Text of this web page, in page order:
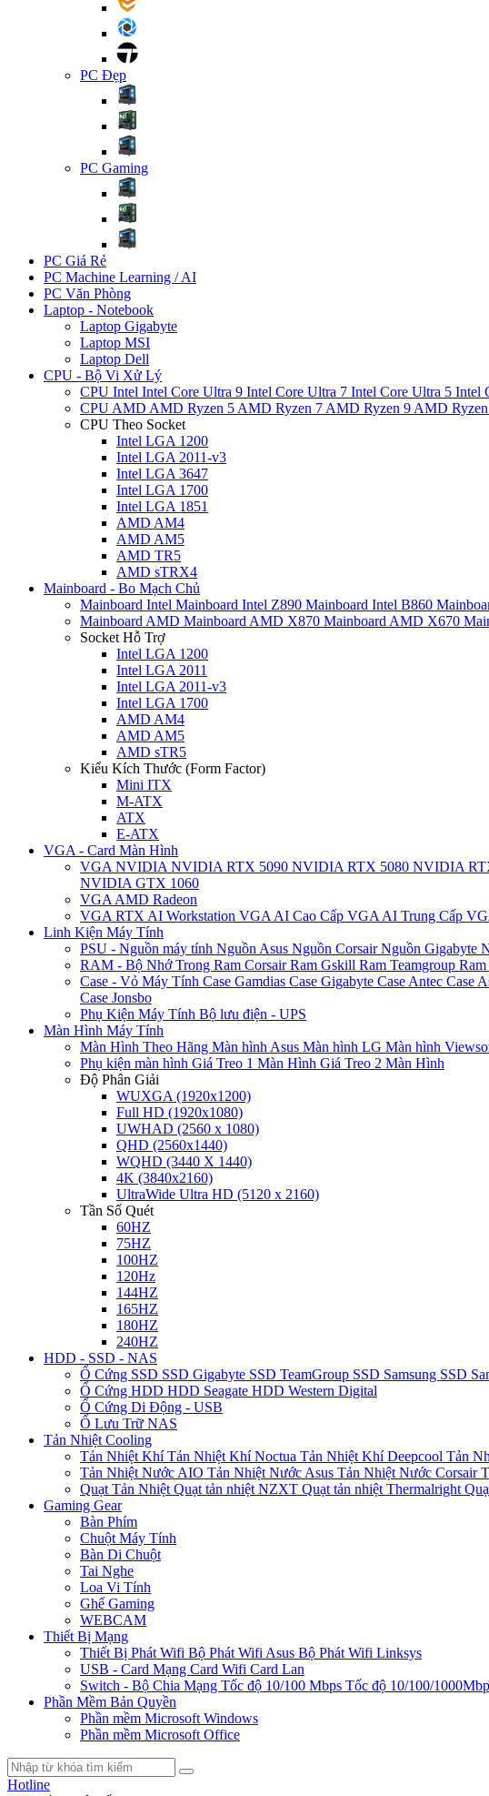
PC Đẹp
PC Gaming
PC Giá Rẻ
PC Machine Learning / AI
PC Văn Phòng
Laptop - Notebook
Laptop Gigabyte
Laptop MSI
Laptop Dell
CPU - Bộ Vi Xử Lý
CPU Intel Intel Core Ultra 9 Intel Core Ultra 7 Intel Core Ultra 5 Intel
CPU AMD AMD Ryzen 5 AMD Ryzen 7 AMD Ryzen 9 AMD
CPU Theo Socket
Intel LGA 1200
Intel LGA 2011-v3
Intel LGA 3647
Intel LGA 1700
Intel LGA 1851
AMD AM4
AMD AM5
AMD TR5
AMD sTRX4
Mainboard - Bo Mạch Chủ
Mainboard Intel Mainboard Intel Z890 Mainboard Intel B860
Mainboard AMD Mainboard AMD X870 Mainboard AMD X670
Socket Hỗ Trợ
Intel LGA 1200
Intel LGA 2011
Intel LGA 2011-v3
Intel LGA 1700
AMD AM4
AMD AM5
AMD sTR5
Kiểu Kích Thước (Form Factor)
Mini ITX
M-ATX
ATX
E-ATX
VGA - Card Màn Hình
VGA NVIDIA NVIDIA RTX 5090 NVIDIA RTX 5080 NVIDIA
NVIDIA GTX 1060
VGA AMD Radeon
VGA RTX AI Workstation VGA AI Cao Cấp VGA AI Trung Cấp
Linh Kiện Máy Tính
PSU - Nguồn máy tính Nguồn Asus Nguồn CorsairNguồn Gigabyte
RAM - Bộ Nhớ Trong Ram CorsairRam Gskill Ram Teamgroup Ram
Case - Vỏ Máy Tính Case Gamdias Case Gigabyte Case Antec Case
Case Jonsbo
Phụ Kiện Máy Tính Bộ lưu điện - UPS
Màn Hình Máy Tính
Màn Hình Theo Hãng Màn hình Asus Màn hình LG Màn hình
Phụ kiện màn hình Giá Treo 1 Màn Hình Giá Treo 2 Màn Hình
Độ Phân Giải
WUXGA (1920x1200)
Full HD (1920x1080)
UWHAD (2560 x 1080)
QHD (2560x1440)
WQHD (3440 X 1440)
4K (3840x2160)
UltraWide Ultra HD (5120 x 2160)
Tần Số Quét
60HZ
75HZ
100HZ
120Hz
144HZ
165HZ
180HZ
240HZ
HDD - SSD - NAS
Ổ Cứng SSD SSD Gigabyte SSD TeamGroup SSD Samsung SSD
Ổ Cứng HDD HDD Seagate HDD Western Digital
Ổ Cứng Di Động - USB
Ổ Lưu Trữ NAS
Tản Nhiệt Cooling
Tản Nhiệt KhíTản Nhiệt Khí Noctua Tản Nhiệt Khí Deepcool Tản
Tản Nhiệt Nước AIO Tản Nhiệt Nước Asus Tản Nhiệt Nước Corsair
Quạt Tản Nhiệt Quạt tản nhiệt NZXT Quạt tản nhiệt Thermalright
Gaming Gear
Bàn Phím
Chuột Máy Tính
Bàn Di Chuột
Tai Nghe
Loa Vi Tính
Ghế Gaming
WEBCAM
Thiết Bị Mạng
Thiết Bị Phát Wifi Bộ Phát Wifi Asus Bộ Phát Wifi Linksys
USB - Card Mạng Card Wifi Card Lan
Switch - Bộ Chia Mạng Tốc độ 10/100 Mbps Tốc độ 10/100/
Phần Mềm Bản Quyền
Phần mềm Microsoft Windows
Phần mềm Microsoft Office
Hotline